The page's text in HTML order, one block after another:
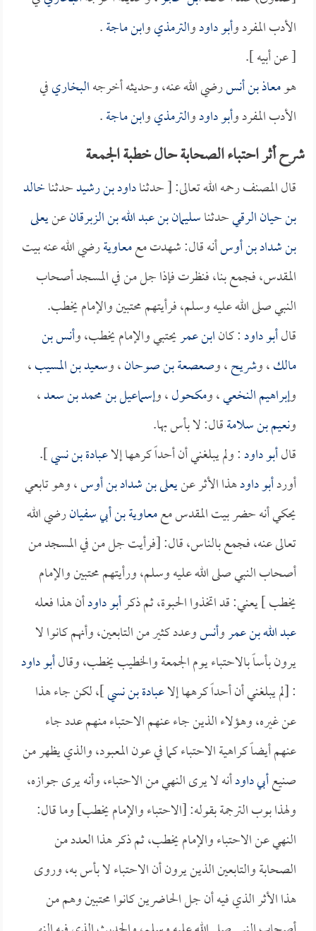
الأدب المفرد وأبو داودوالترمذيوابن ماجة.
[ عن أبيه ].
هومعاذ بن أنسرضي الله عنه، وحديثه أخرجهالبخاريفي
الأدب المفرد وأبو داودوالترمذيوابن ماجة.
شرح أثر احتباء الصحابة حال خطبة الجمعة
قال المصنف رحمه الله تعالى: [ حدثناداود بن رشيدحدثناخالد
بن حيان الرقيحدثناسليمان بن عبد الله بن الزبرقانعنيعلى
بن شداد بن أوسأنه قال: شهدت معمعاويةرضي الله عنه بيت
المقدس، فجمع بنا، فنظرت فإذا جل من في المسجد أصحاب
النبي صلى الله عليه وسلم، فرأيتهم محتبين والإمام يخطب.
قالأبو داود: كانابن عمريحتبي والإمام يخطب، وأنس بن
مالك، وشريح، وصعصعة بن صوحان، وسعيد بن المسيب،
وإبراهيم النخعي، ومكحول، وإسماعيل بن محمد بن سعد،
ونعيم بن سلامةقال: لا بأس بها.
قالأبو داود: ولم يبلغني أن أحداً كرهها إلاعبادة بن نسي].
أوردأبو داودهذا الأثر عنيعلى بن شداد بن أوس، وهو تابعي
يحكي أنه حضر بيت المقدس معمعاوية بن أبي سفيانرضي الله
تعالى عنه، فجمع بالناس، قال: [فرأيت جل من في المسجد من
أصحاب النبي صلى الله عليه وسلم، ورأيتهم محتبين والإمام
يخطب ] يعني: قد اتخذوا الحبوة، ثم ذكرأبو داودأن هذا فعله
عبد الله بن عمروأنسوعدد كثير من التابعين، وأنهم كانوا لا
يرون بأساً بالاحتباء يوم الجمعة والخطيب يخطب، وقالأبو داود
: [لم يبلغني أن أحداً كرهها إلاعبادة بن نسي]، لكن جاء هذا
عن غيره، وهؤلاء الذين جاء عنهم الاحتباء منهم عدد جاء
عنهم أيضاً كراهية الاحتباء كما في عون المعبود، والذي يظهر من
صنيعأبي داودأنه لا يرى النهي من الاحتباء، وأنه يرى جوازه،
ولهذا بوب الترجمة بقوله: [الاحتباء والإمام يخطب] وما قال:
النهي عن الاحتباء والإمام يخطب، ثم ذكر هذا العدد من
الصحابة والتابعين الذين يرون أن الاحتباء لا بأس به، وروى
هذا الأثر الذي فيه أن جل الحاضرين كانوا محتبين وهم من